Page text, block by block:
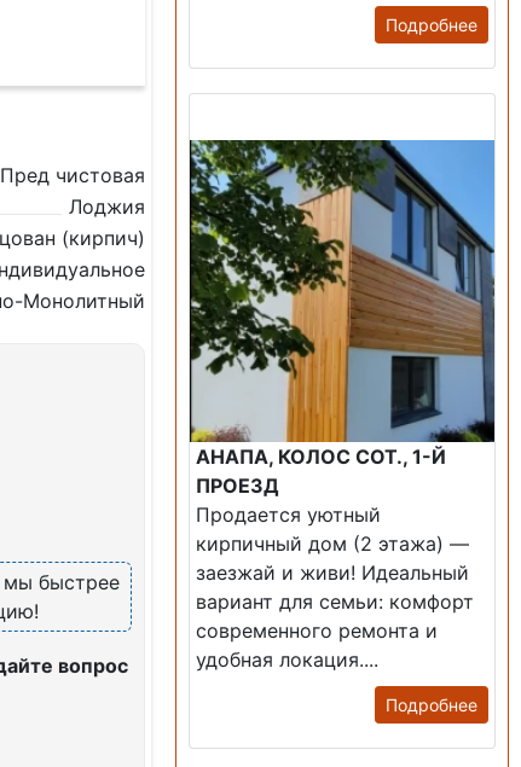
Пред чистовая
Лоджия
(кирпич)
Монолитный
мы быстрее
вопрос
Подробнее
АНАПА, КОЛОС СОТ., 1-Й
ПРОЕЗД
Продается уютный
кирпичный дом (2 этажа) —
заезжай и живи! ​Идеальный
вариант для семьи: комфорт
современного ремонта и
удобная локация....
Подробнее